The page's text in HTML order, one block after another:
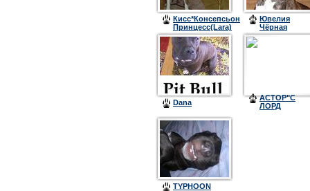
Кисс*Консепсьон
Принцесс(Lara)
Ювелия
Чёрная
Жемчyжина
Dana
АСТОР"С
ЛОРД
TYPHOON